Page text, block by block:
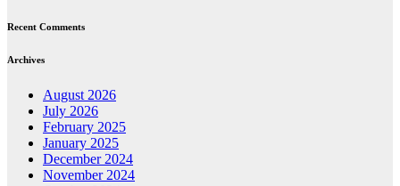
Recent Comments
Archives
August 2026
July 2026
February 2025
January 2025
December 2024
November 2024